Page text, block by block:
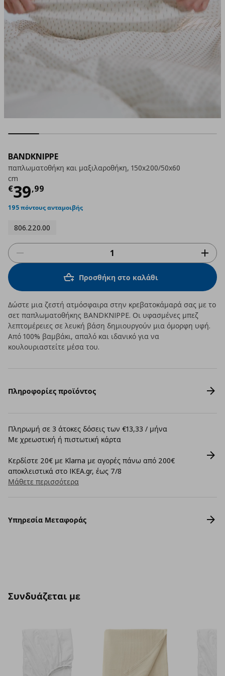
BANDKNIPPE
παπλωματοθήκη και μαξιλαροθήκη, 150x200/50x60
cm
€39,99
Τρέχουσα τιμή
195 πόντους ανταμοιβής
806.220.00
Προσθήκη στο καλάθι
Δώστε μια ζεστή ατμόσφαιρα στην κρεβατοκάμαρά σας με το
σετ παπλωματοθήκης BANDKNIPPE. Οι υφασμένες μπεζ
λεπτομέρειες σε λευκή βάση δημιουργούν μια όμορφη υφή.
Από 100% βαμβάκι, απαλό και ιδανικό για να
κουλουριαστείτε μέσα του.
Πληροφορίες προϊόντος
Πληρωμή σε 3 άτοκες δόσεις των €13,33 / μήνα
Με χρεωστική ή πιστωτική κάρτα
Κερδίστε 20€ με Klarna με αγορές πάνω από 200€
αποκλειστικά στο IKEA.gr, έως 7/8
Μάθετε περισσότερα
Υπηρεσία Μεταφοράς
Συνδυάζεται με